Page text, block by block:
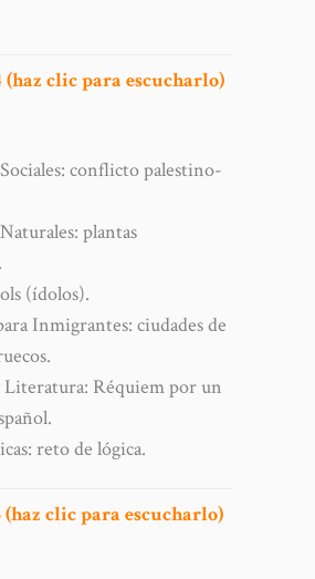
(haz clic para escucharlo)
conflicto palestino-
plantas
(ídolos).
Inmigrantes: ciudades de
Literatura: Réquiem por un
reto de lógica.
(haz clic para escucharlo)